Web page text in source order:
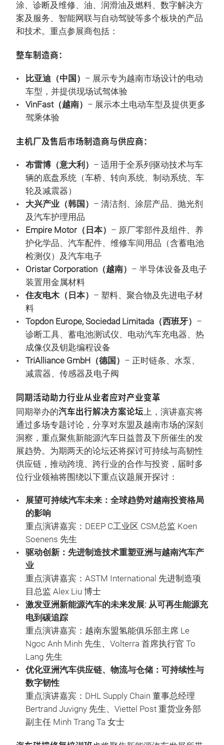
涂、诊断及维修、油、润滑油及燃料、数字解决方
案及服务、智能网联与自动驾驶等多个板块的产品
和技术。重点参展商包括：
整车制造商：
比亚迪（中国） – 展示专为越南市场设计的电动
车型，并提供现场试驾体验
VinFast（越南） – 展示本土电动车型及提供更多
驾乘体验
主机厂及售后市场制造商与供应商：
布雷博（意大利） – 适用于全系列驱动技术与车
辆的底盘系统（车桥、转向系统、制动系统、车
轮及减震器）
大兴产业（韩国） – 清洁剂、涂层产品、抛光剂
及汽车护理用品
Empire Motor（日本） – 原厂零部件及组件、养
护化学品、汽车配件、维修车间用品（含蓄电池
检测仪）及汽车电子
Oristar Corporation（越南） – 半导体设备及电子
装置用金属材料
住友电木（日本） – 塑料、聚合物及先进电子材
料
Topdon Europe, Sociedad Limitada（西班牙） –
诊断工具、蓄电池测试仪、电动汽车充电器、热
成像仪及钥匙编程设备
TriAlliance GmbH（德国） – 正时链条、水泵、
减震器、传感器及电子阀
同期活动助力行业从业者应对产业变革
同期举办的汽车出行解决方案论坛上，演讲嘉宾将
通过多场专题讨论，分享对东盟及越南市场的深刻
洞察，重点聚焦新能源汽车日益普及下所催生的发
展趋势。为期两天的论坛还将探讨可持续与高韧性
供应链，推动跨境、跨行业的合作与投资，届时多
位行业领袖将围绕以下重点议题展开探讨：
展望可持续汽车未来：全球趋势对越南投资格局
的影响
重点演讲嘉宾：DEEP C工业区 CSM总监 Koen
Soenens 先生
驱动创新：先进制造技术重塑亚洲与越南汽车产
业
重点演讲嘉宾：ASTM International 先进制造项
目总监 Alex Liu 博士
激发亚洲新能源汽车的未来发展: 从可再生能源充
电到碳追踪
重点演讲嘉宾：越南东盟氢能俱乐部主席 Le
Ngoc Anh Minh 先生、Volterra 首席执行官 To
Lang 先生
优化亚洲汽车供应链、物流与仓储：可持续性与
数字韧性
重点演讲嘉宾：DHL Supply Chain 董事总经理
Bertrand Juvigny 先生、Viettel Post 重货业务部
副主任 Minh Trang Ta 女士